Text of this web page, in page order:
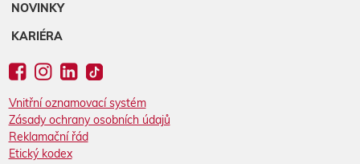
NOVINKY
KARIÉRA
Vnitřní oznamovací systém
Zásady ochrany osobních údajů
Reklamační řád
Etický kodex